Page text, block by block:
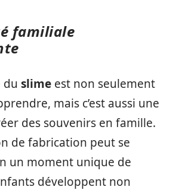
familiale
du slime est non seulement
mais c’est aussi une
des souvenirs en famille.
de fabrication peut se
un moment unique de
développent non